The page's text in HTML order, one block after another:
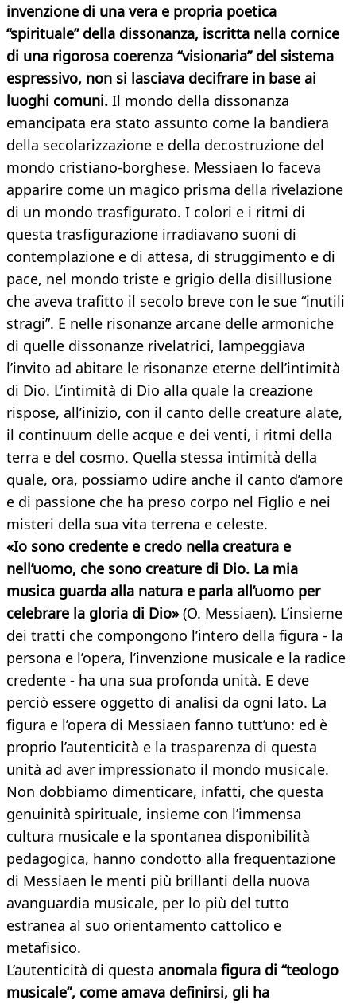
invenzione di una vera e propria poetica
“spirituale” della dissonanza, iscritta nella cornice
di una rigorosa coerenza “visionaria” del sistema
espressivo, non si lasciava decifrare in base ai
luoghi comuni. Il mondo della dissonanza
emancipata era stato assunto come la bandiera
della secolarizzazione e della decostruzione del
mondo cristiano-borghese. Messiaen lo faceva
apparire come un magico prisma della rivelazione
di un mondo trasfigurato. I colori e i ritmi di
questa trasfigurazione irradiavano suoni di
contemplazione e di attesa, di struggimento e di
pace, nel mondo triste e grigio della disillusione
che aveva trafitto il secolo breve con le sue “inutili
stragi”. E nelle risonanze arcane delle armoniche
di quelle dissonanze rivelatrici, lampeggiava
l’invito ad abitare le risonanze eterne dell’intimità
di Dio. L’intimità di Dio alla quale la creazione
rispose, all’inizio, con il canto delle creature alate,
il continuum delle acque e dei venti, i ritmi della
terra e del cosmo. Quella stessa intimità della
quale, ora, possiamo udire anche il canto d’amore
e di passione che ha preso corpo nel Figlio e nei
misteri della sua vita terrena e celeste.
«Io sono credente e credo nella creatura e
nell’uomo, che sono creature di Dio. La mia
musica guarda alla natura e parla all’uomo per
celebrare la gloria di Dio» (O. Messiaen). L’insieme
dei tratti che compongono l’intero della figura - la
persona e l’opera, l’invenzione musicale e la radice
credente - ha una sua profonda unità. E deve
perciò essere oggetto di analisi da ogni lato. La
figura e l’opera di Messiaen fanno tutt’uno: ed è
proprio l’autenticità e la trasparenza di questa
unità ad aver impressionato il mondo musicale.
Non dobbiamo dimenticare, infatti, che questa
genuinità spirituale, insieme con l’immensa
cultura musicale e la spontanea disponibilità
pedagogica, hanno condotto alla frequentazione
di Messiaen le menti più brillanti della nuova
avanguardia musicale, per lo più del tutto
estranea al suo orientamento cattolico e
metafisico.
L’autenticità di questa anomala figura di “teologo
musicale”, come amava definirsi, gli ha